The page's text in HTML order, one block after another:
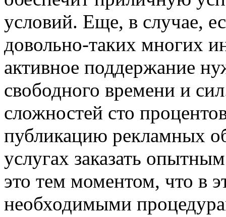
условий. Еще, в случае,
довольно-таких многих
активное поддержание
свободного времени и
сложностей сто
публикацию рекламных
услугах заказать
это тем моментом, что в
необходимыми